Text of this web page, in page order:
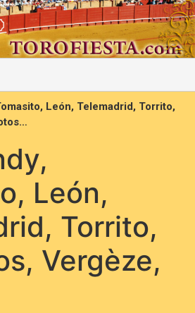
León, Telemadrid, Torrito,
León,
Torrito,
Vergèze,